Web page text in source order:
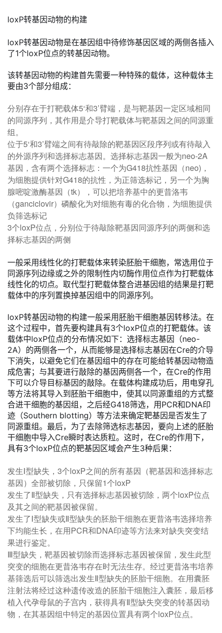
loxP转基因动物的构建
loxP转基因动物是在基因组中待修饰基因区域的两侧各插入
了1个loxP位点的转基因动物。
该转基因动物的构建首先需要一种特殊的载体，这种载体主
要由3个部分组成：
分别存在于打靶载体5‘和3’臂端，是与靶基因一定区域相同
的同源序列，其作用是介导打靶载体与靶基因之间的同源重
组。
位于5‘和3’臂端之间有待敲除的靶基因区段序列或有待敲入
的外源序列和选择标志基因。选择标志基因一般为neo-2A
基因，含有两个选择标志：一个为G418抗性基因（neo)，
为细胞提供针对G418的抗性，为正筛选标记，另一个为胸
腺嘧啶激酶基因（tk），可以把培养基中的更昔洛韦
（ganciclovir）磷酸化为对细胞有毒的化合物，为细胞提供
负筛选标记
3个loxP位点，分别位于待敲除靶基因同源序列的两侧和选
择标志基因的两侧
一般采用线性化的打靶载体来转染胚胎干细胞，常选用位于
同源序列边缘或之外的限制性内切酶作用位点作为打靶载体
线性化的切点。取代型打靶载体整合进基因组的结果是打靶
载体中的序列置换掉基因组中的同源序列。
loxP转基因动物的构建一般采用胚胎干细胞基因转移法。在
这个过程中，首先要构建具有3个loxP位点的打靶载体。该
载体中loxP位点的分布情况如下：选择标志基因（neo-
2A）的两侧各一个，从而能够是选择标志基因在Cre的介导
下消失，以避免它们在基因组中的存在可能给转基因动物造
成危害；与其要进行敲除的基因两侧各一个，在Cre的作用
下可以介导目标基因的敲除。在载体构建成功后，用电穿孔
等方法将其导入到胚胎干细胞中，使其以同源重组的方式整
合进干细胞的基因组，之后经G418筛选，用PCR和DNA印
迹（Southern blotting）等方法来确定靶基因是否发生了
同源重组。最后，为了去除筛选标志基因，要向上述的胚胎
干细胞中导入Cre瞬时表达质粒。这时，在Cre的作用下，
具有3个loxP位点的靶基因区域会产生3种后果：
发生Ⅰ型缺失，3个loxP之间的所有基因（靶基因和选择标志
基因）全部被切除，只保留1个loxP
发生了Ⅱ型缺失，只有选择标志基因被切除，两个loxP位点
及其之间的靶基因被保留。
发生了Ⅰ型缺失或Ⅱ型缺失的胚胎干细胞在更昔洛韦选择培养
下均能生长，在用PCR和DNA印迹等方法来对缺失突变结
果进行鉴定。
Ⅲ型缺失，靶基因被切除而选择标志基因被保留，发生此型
突变的细胞在更昔洛韦存在时无法生存。经过更昔洛韦培养
基筛选后可以筛选出发生Ⅱ型缺失的胚胎干细胞。在用囊胚
注射法将经过这种遗传改造的胚胎干细胞注入囊胚，最后移
植入代孕母鼠的子宫内，获得具有Ⅱ型缺失突变的转基因动
物，在其基因组中特定的基因位置具有两个loxP位点。